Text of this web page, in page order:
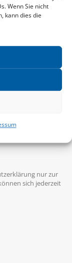
Wenn Sie nicht
kann dies die
nur zur
sich jederzeit